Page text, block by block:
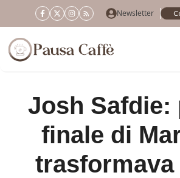
al
contenuto
Newsletter
Josh Safdie:
finale di
trasformava